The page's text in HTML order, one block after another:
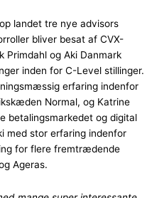
landet tre nye advisors
bliver besat af CVX-
Primdahl og Aki Danmark
inden for C-Level stillinger.
erfaring indenfor
Normal, og Katrine
betalingsmarkedet og digital
med stor erfaring indenfor
for flere fremtrædende
Ageras.